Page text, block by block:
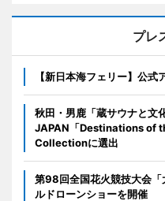
プレ
【新日本海フェリー】公式
秋田・男鹿「蔵サウナと文
JAPAN「Destinations of
Collectionに選出
第98回全国花火競技大会「
ルドローンショーを開催